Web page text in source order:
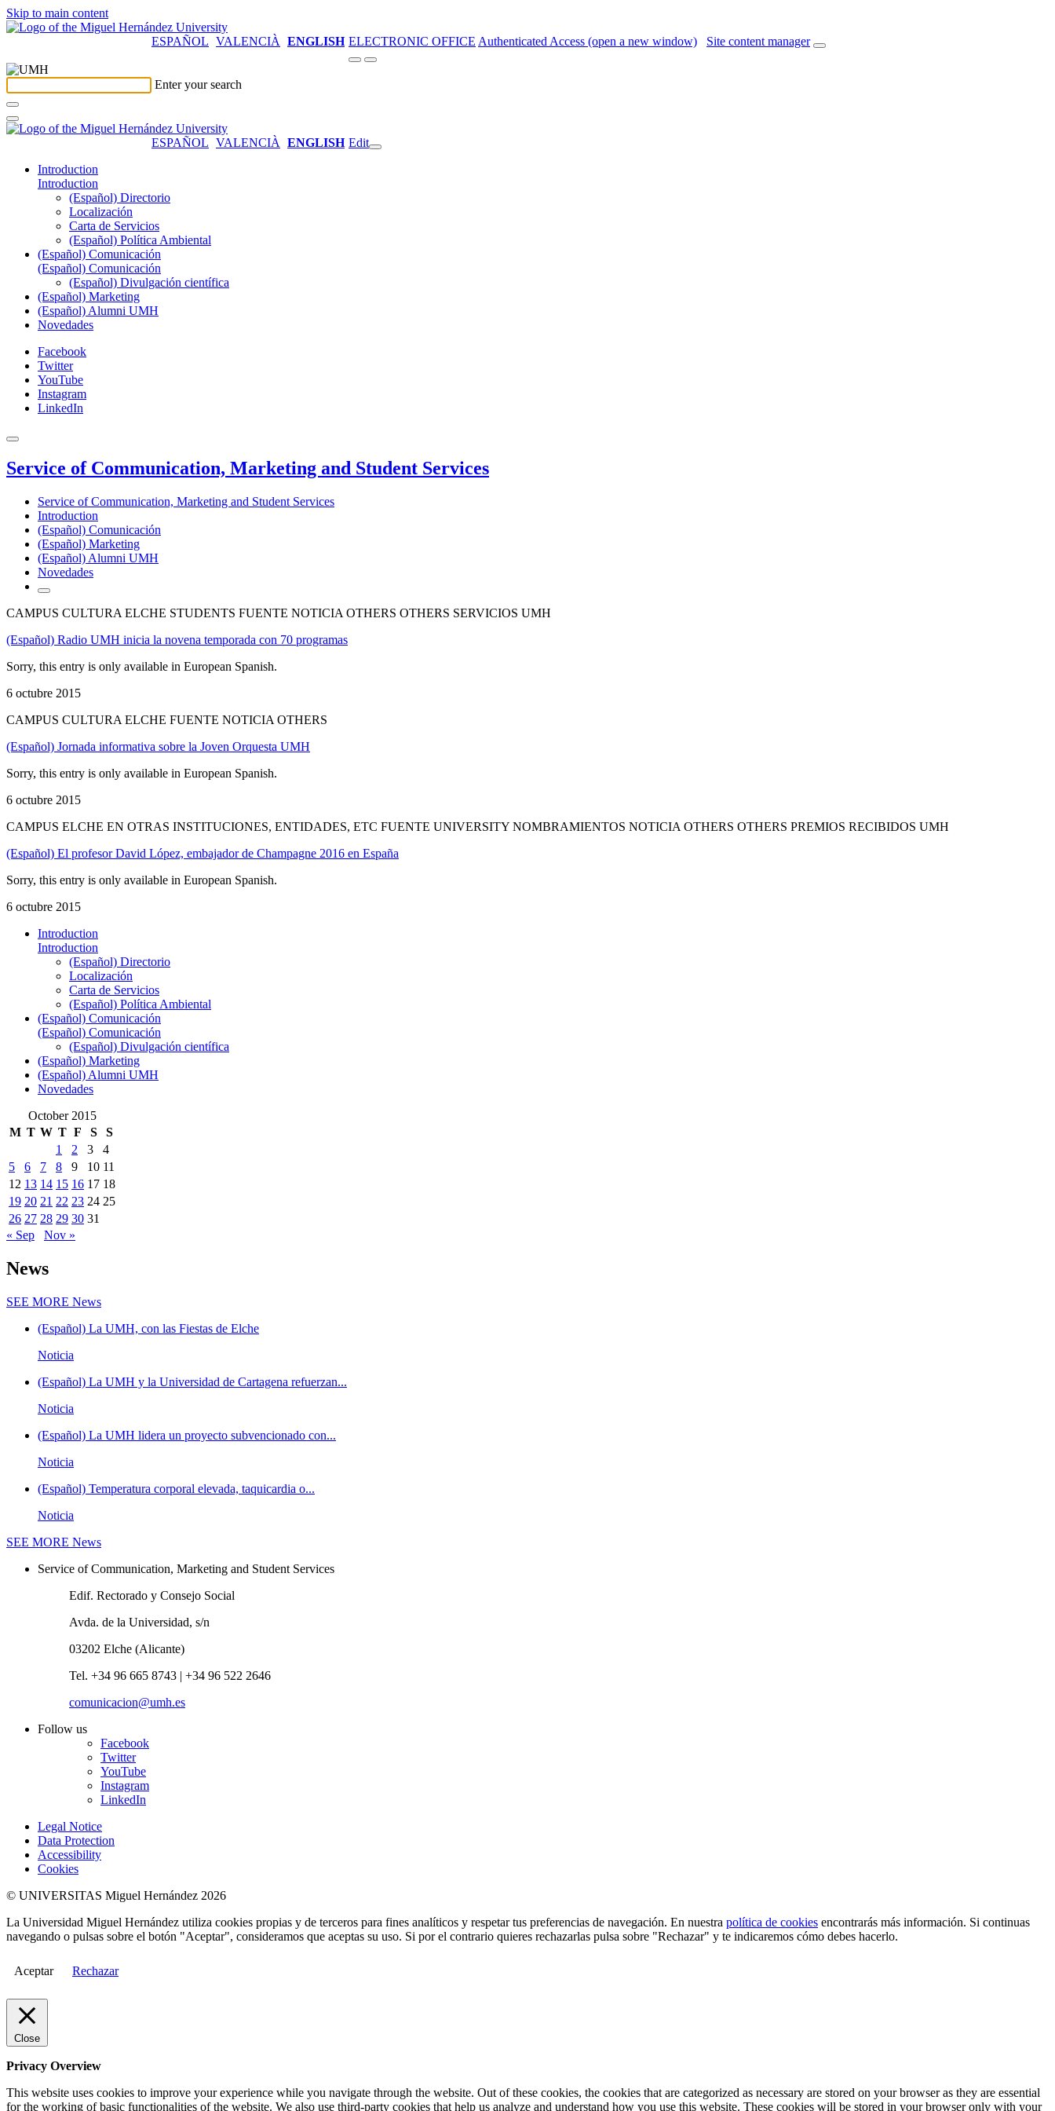
Skip to main content
ESPAÑOL VALENCIÀ ENGLISH ELECTRONIC OFFICE Authenticated Access (open a new window) Site content manager
Enter your search
ESPAÑOL VALENCIÀ ENGLISH Edit
Introduction
Introduction
(Español) Directorio
Localización
Carta de Servicios
(Español) Política Ambiental
(Español) Comunicación
(Español) Comunicación
(Español) Divulgación científica
(Español) Marketing
(Español) Alumni UMH
Novedades
Facebook
Twitter
YouTube
Instagram
LinkedIn
Service of Communication, Marketing and Student Services
Service of Communication, Marketing and Student Services
Introduction
(Español) Comunicación
(Español) Marketing
(Español) Alumni UMH
Novedades
CAMPUS CULTURA ELCHE STUDENTS FUENTE NOTICIA OTHERS OTHERS SERVICIOS UMH
(Español) Radio UMH inicia la novena temporada con 70 programas
Sorry, this entry is only available in European Spanish.
6 octubre 2015
CAMPUS CULTURA ELCHE FUENTE NOTICIA OTHERS
(Español) Jornada informativa sobre la Joven Orquesta UMH
Sorry, this entry is only available in European Spanish.
6 octubre 2015
CAMPUS ELCHE EN OTRAS INSTITUCIONES, ENTIDADES, ETC FUENTE UNIVERSITY NOMBRAMIENTOS NOTICIA OTHERS OTHERS PREMIOS RECIBIDOS UMH
(Español) El profesor David López, embajador de Champagne 2016 en España
Sorry, this entry is only available in European Spanish.
6 octubre 2015
Introduction
Introduction
(Español) Directorio
Localización
Carta de Servicios
(Español) Política Ambiental
(Español) Comunicación
(Español) Comunicación
(Español) Divulgación científica
(Español) Marketing
(Español) Alumni UMH
Novedades
October 2015
M T W T F S
S
1
2 3
4
5
6 7 8 9 10 11
12 13 14 15 16 17 18
19 20 21 22 23 24 25
26 27 28 29 30 31
« Sep
Nov »
News
SEE MORE News
(Español) La UMH, con las Fiestas de Elche
Noticia
(Español) La UMH y la Universidad de Cartagena refuerzan...
Noticia
(Español) La UMH lidera un proyecto subvencionado con...
Noticia
(Español) Temperatura corporal elevada, taquicardia o...
Noticia
SEE MORE News
Service of Communication, Marketing and Student Services
Edif. Rectorado y Consejo Social
Avda. de la Universidad, s/n
03202 Elche (Alicante)
Tel. +34 96 665 8743 | +34 96 522 2646
comunicacion@umh.es
Follow us
Facebook
Twitter
YouTube
Instagram
LinkedIn
Legal Notice
Data Protection
Accessibility
Cookies
© UNIVERSITAS Miguel Hernández 2026
La Universidad Miguel Hernández utiliza cookies propias y de terceros para fines analíticos y respetar tus preferencias de navegación. En nuestra política de cookies encontrarás más información. Si continuas
navegando o pulsas sobre el botón "Aceptar", consideramos que aceptas su uso. Si por el contrario quieres rechazarlas pulsa sobre "Rechazar" y te indicaremos cómo debes hacerlo.
Aceptar Rechazar
Close
Privacy Overview
This website uses cookies to improve your experience while you navigate through the website. Out of these cookies, the cookies that are categorized as necessary are stored on your browser as they are essential
for the working of basic functionalities of the website. We also use third-party cookies that help us analyze and understand how you use this website. These cookies will be stored in your browser only with your